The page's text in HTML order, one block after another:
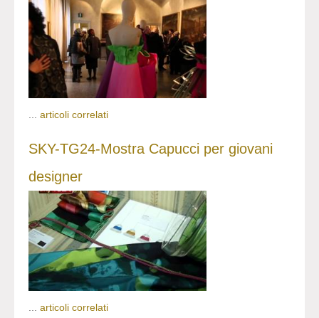
... articoli correlati
SKY-TG24-Mostra Capucci per giovani
designer
articoli correlati